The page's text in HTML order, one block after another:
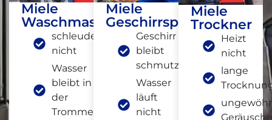
Miele
Waschmaschine
schleudert
nicht
Wasser
bleibt in
der
Trommel
Miele
Geschirrspüler
Geschirr
bleibt
schmutzig
Wasser
läuft
nicht
Miele
Trockner
Heizt
nicht
lange
Geräusche